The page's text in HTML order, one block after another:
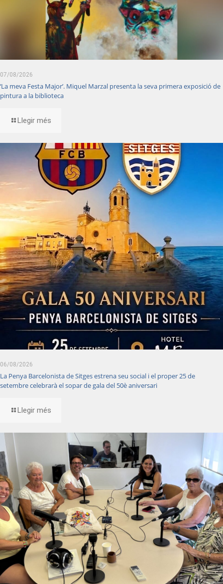
07/08/2026
‘La meva Festa Major’. Miquel Marzal presenta la seva primera exposició de
pintura a la biblioteca
Llegir més
06/08/2026
La Penya Barcelonista de Sitges estrena seu social i el proper 25 de
setembre celebrarà el sopar de gala del 50è aniversari
Llegir més